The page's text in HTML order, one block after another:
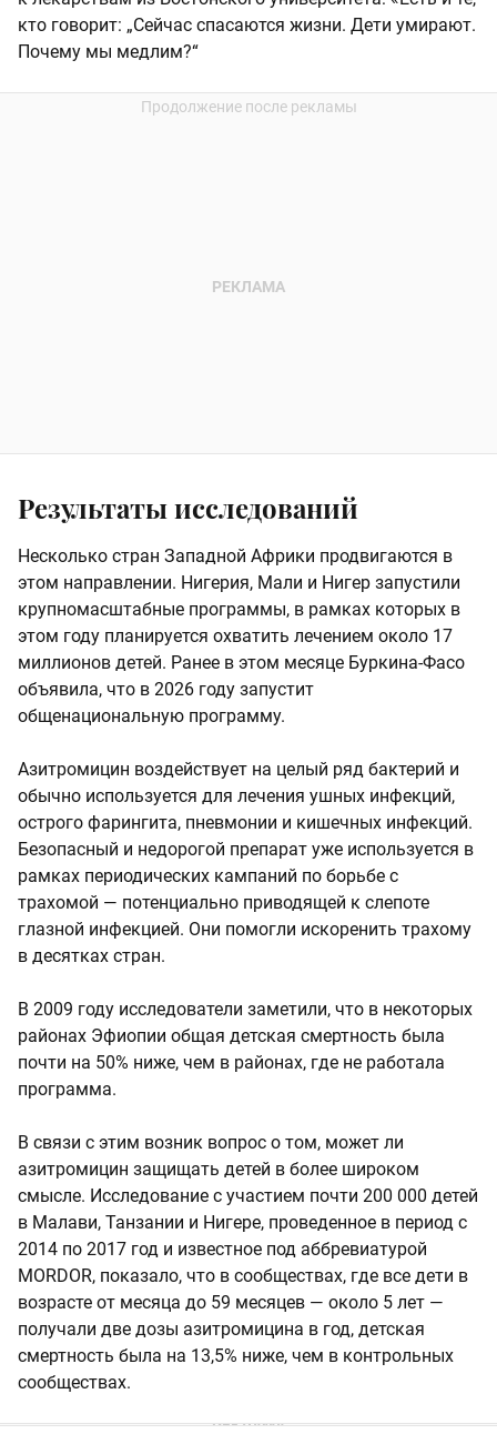
кто говорит: „Сейчас спасаются жизни. Дети умирают.
Почему мы медлим?“
Результаты исследований
Несколько стран Западной Африки продвигаются в
этом направлении. Нигерия, Мали и Нигер запустили
крупномасштабные программы, в рамках которых в
этом году планируется охватить лечением около 17
миллионов детей. Ранее в этом месяце Буркина-Фасо
объявила, что в 2026 году запустит
общенациональную программу.
Азитромицин воздействует на целый ряд бактерий и
обычно используется для лечения ушных инфекций,
острого фарингита, пневмонии и кишечных инфекций.
Безопасный и недорогой препарат уже используется в
рамках периодических кампаний по борьбе с
трахомой — потенциально приводящей к слепоте
глазной инфекцией. Они помогли искоренить трахому
в десятках стран.
В 2009 году исследователи заметили, что в некоторых
районах Эфиопии общая детская смертность была
почти на 50% ниже, чем в районах, где не работала
программа.
В связи с этим возник вопрос о том, может ли
азитромицин защищать детей в более широком
смысле. Исследование с участием почти 200 000 детей
в Малави, Танзании и Нигере, проведенное в период с
2014 по 2017 год и известное под аббревиатурой
MORDOR, показало, что в сообществах, где все дети в
возрасте от месяца до 59 месяцев — около 5 лет —
получали две дозы азитромицина в год, детская
смертность была на 13,5% ниже, чем в контрольных
сообществах.